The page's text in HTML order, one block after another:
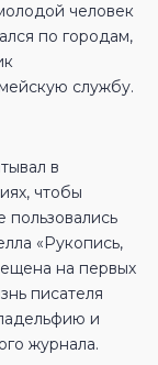
человек
по городам,
службу.
в
чтобы
пользовались
«Рукопись,
на первых
писателя
и
журнала.